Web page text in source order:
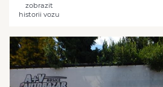
zobrazit
historii vozu